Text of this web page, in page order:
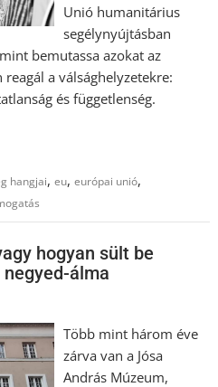
Unió humanitárius
segélynyújtásban
bemutassa azokat az
a válsághelyzetekre:
és függetlenség.
hangjai,eu,európai unió,
hogyan sült be
álma
Több mint három éve
zárva van a Jósa
András Múzeum,